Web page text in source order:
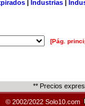
| Industrias |
[Pág.
** Precios
© 2002/2022 Solo10.com